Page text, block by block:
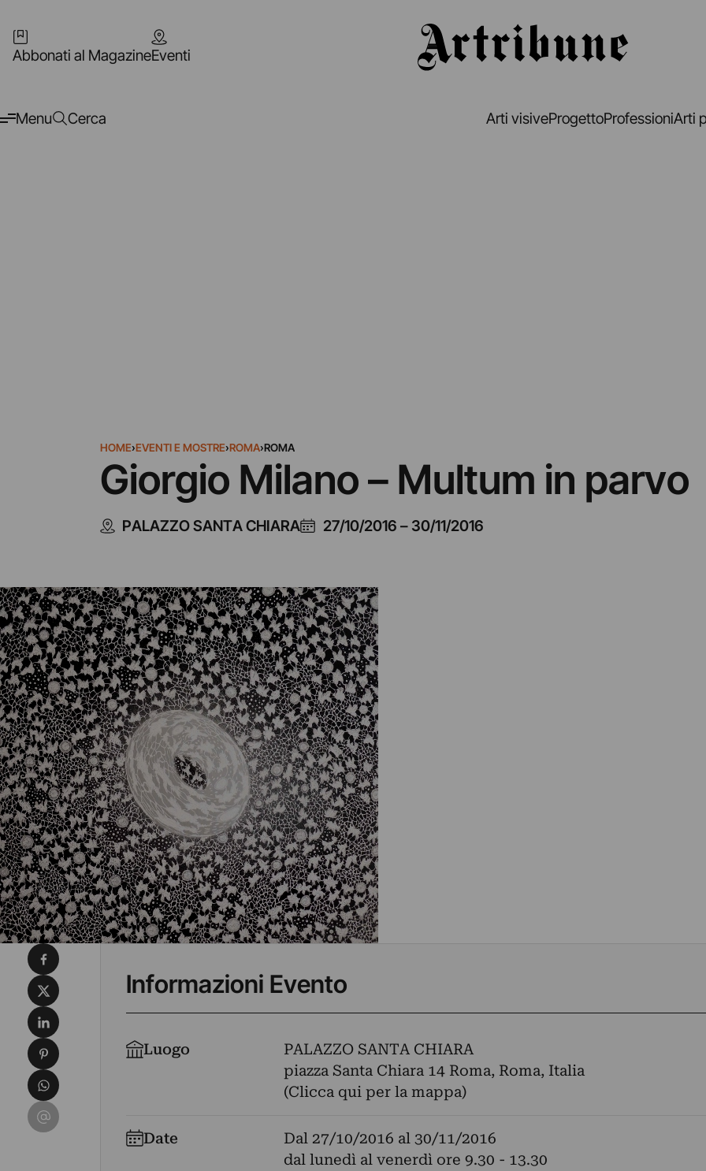
Abbonati al MagazineEventi
Menu Cerca Arti visiveProgettoProfessioniArti
HOME›EVENTI E MOSTRE›ROMA›ROMA
Giorgio Milano – Multum in parvo
PALAZZO SANTA CHIARA 27/10/2016 – 30/11/2016
Informazioni Evento
Luogo
PALAZZO SANTA CHIARA
piazza Santa Chiara 14 Roma, Roma, Italia
(Clicca qui per la mappa)
Date Dal 27/10/2016 al 30/11/2016
dal lunedì al venerdì ore 9.30 - 13.30
Condividi su Facebook
Condividi su X
Condividi su LinkedIn
Condividi su Pinterest
Condividi su WhatsApp
Condividi su Email